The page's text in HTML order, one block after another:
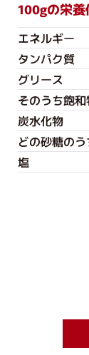
100gの栄
エネルギー
タンパク質
グリース
そのうち飽
炭水化物
どの砂糖の
塩